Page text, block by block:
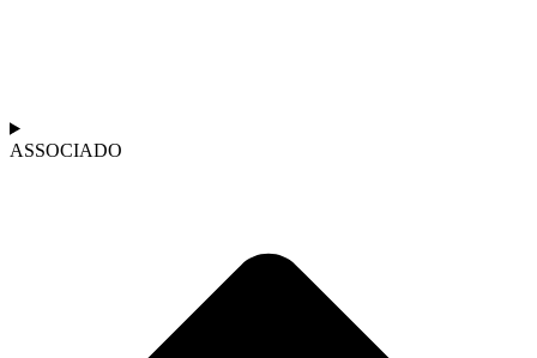
ASSOCIADO